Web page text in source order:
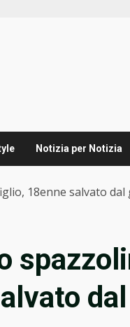
Notizia per Notizia
18enne salvato
dal